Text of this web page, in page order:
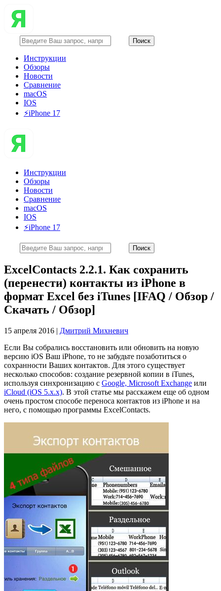
Инструкции
Обзоры
Новости
Сравнение
macOS
IOS
⚡️iPhone 17
Инструкции
Обзоры
Новости
Сравнение
macOS
IOS
⚡️iPhone 17
ExcelContacts 2.2.1. Как сохранить
(перенести) контакты из iPhone в
формат Excel без iTunes [IFAQ / Обзор /
Скачать / Обзор]
15 апреля 2016 | Дмитрий Михневич
Если Вы собрались восстановить или обновить на новую
версию iOS Ваш iPhone, то не забудьте позаботиться о
сохранности Ваших контактов. Для этого существует
несколько способов: создание резервной копии в iTunes,
используя синхронизацию с Google, Microsoft Exchange или
iCloud (iOS 5.x.x). В этой статье мы расскажем еще об одном
очень простом способе переноса контактов из iPhone и на
него, с помощью программы ExcelContacts.